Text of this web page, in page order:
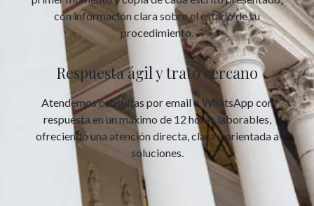
con información clara sobre el estado de su
procedimiento.
Respuesta ágil y trato cercano
Atendemos consultas por email o WhatsApp con
respuesta en un máximo de 12 horas laborables,
ofreciendo una atención directa, clara y orientada a
soluciones.